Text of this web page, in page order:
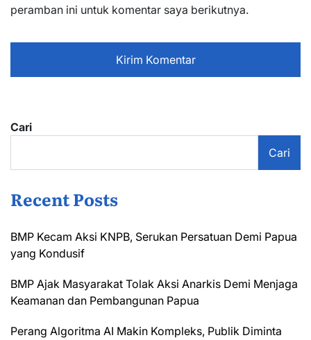
peramban ini untuk komentar saya berikutnya.
Cari
Cari
Recent Posts
BMP Kecam Aksi KNPB, Serukan Persatuan Demi Papua
yang Kondusif
BMP Ajak Masyarakat Tolak Aksi Anarkis Demi Menjaga
Keamanan dan Pembangunan Papua
Perang Algoritma AI Makin Kompleks, Publik Diminta